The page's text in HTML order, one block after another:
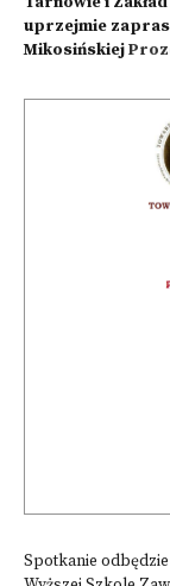
uprzejmie
Mikosińskiej
Spotkanie